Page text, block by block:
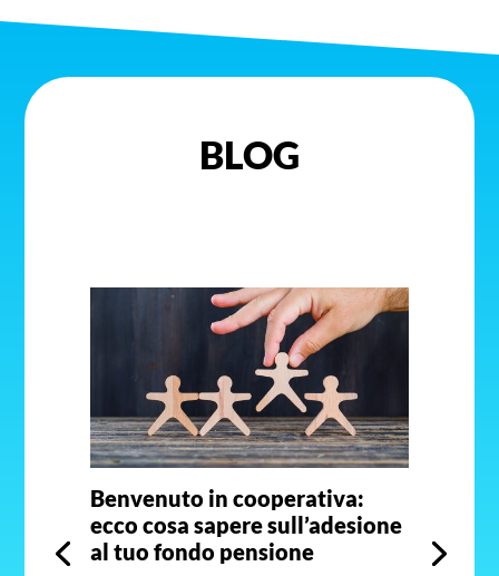
BLOG
Benvenuto in cooperativa:
ecco cosa sapere sull’adesione
al tuo fondo pensione